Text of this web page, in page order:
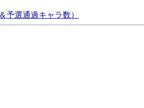
予選通過キャラ数）